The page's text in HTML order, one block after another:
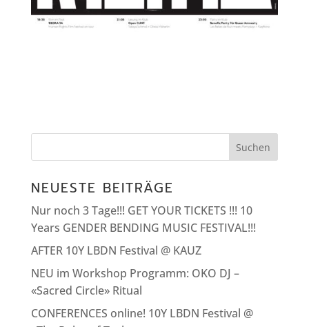
NEUESTE BEITRÄGE
Nur noch 3 Tage!!! GET YOUR TICKETS !!! 10
Years GENDER BENDING MUSIC FESTIVAL!!!
AFTER 10Y LBDN Festival @ KAUZ
NEU im Workshop Programm: OKO DJ –
«Sacred Circle» Ritual
CONFERENCES online! 10Y LBDN Festival @